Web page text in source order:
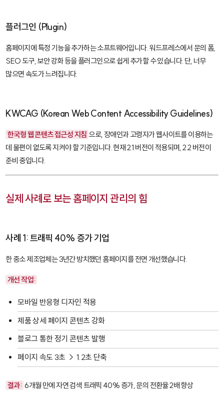
플러그인 (Plugin)
홈페이지에 특정 기능을 추가하는 소프트웨어입니다. 워드프레스에서 문의 폼,
SEO 도구, 보안 강화 등을 플러그인으로 쉽게 추가할 수 있습니다. 단, 너무
많으면 속도가 느려집니다.
KWCAG (Korean Web Content Accessibility Guidelines)
한국형 웹 콘텐츠 접근성 지침 으로, 장애인과 고령자가 웹사이트를 이용하는
데 불편이 없도록 지켜야 할 기준입니다. 현재 2.1 버전이 적용되며, 2.2 버전이
준비 중입니다.
실제 사례로 보는 홈페이지 관리의 힘
사례 1: 트래픽 40% 증가 기업
한 중소 제조업체는 3년간 방치했던 홈페이지를 전면 개선했습니다.
개선 작업:
모바일 반응형 디자인 적용
제품 상세 페이지 콘텐츠 강화
블로그 통한 정기 콘텐츠 발행
페이지 속도 3초 → 1.2초 단축
결과: 6개월 만에 자연 검색 트래픽 40% 증가, 문의 전환율 2배 향상